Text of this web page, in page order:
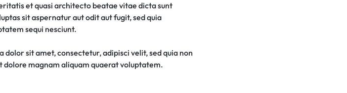
et quasi architecto beatae vitae dicta sunt
sit aspernatur aut odit aut fugit, sed quia
sequi nesciunt.
dolor sit amet, consectetur, adipisci velit, sed quia non
dolore magnam aliquam quaerat voluptatem.